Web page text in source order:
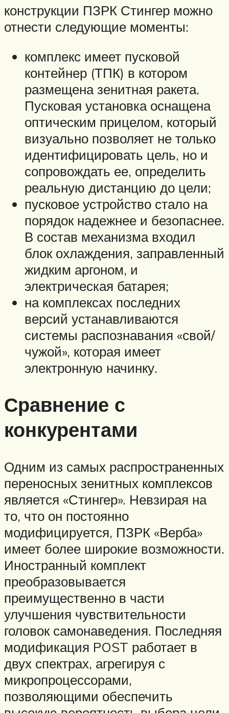
конструкции ПЗРК Стингер можно
отнести следующие моменты:
комплекс имеет пусковой
контейнер (ТПК) в котором
размещена зенитная ракета.
Пусковая установка оснащена
оптическим прицелом, который
визуально позволяет не только
идентифицировать цель, но и
сопровождать ее, определить
реальную дистанцию до цели;
пусковое устройство стало на
порядок надежнее и безопаснее.
В состав механизма входил
блок охлаждения, заправленный
жидким аргоном, и
электрическая батарея;
на комплексах последних
версий устанавливаются
системы распознавания «свой/
чужой», которая имеет
электронную начинку.
Сравнение с
конкурентами
Одним из самых распространенных
переносных зенитных комплексов
является «Стингер». Невзирая на
то, что он постоянно
модифицируется, ПЗРК «Верба»
имеет более широкие возможности.
Иностранный комплект
преобразовывается
преимущественно в части
улучшения чувствительности
головок самонаведения. Последняя
модификация POST работает в
двух спектрах, агрегируя с
микропроцессорами,
позволяющими обеспечить